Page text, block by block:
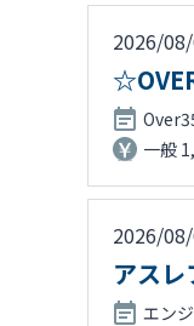
2026/
一般
2026/
アスレ
エン